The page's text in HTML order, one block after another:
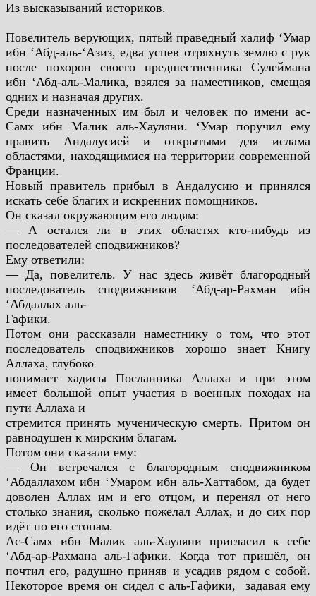
Из высказываний историков.
Повелитель верующих, пятый праведный халиф ‘Умар
ибн ‘Абд-аль-‘Азиз, едва успев отряхнуть землю с рук
после похорон своего предшественника Сулеймана
ибн ‘Абд-аль-Малика, взялся за наместников, смещая
одних и назначая других.
Среди назначенных им был и человек по имени ас-
Самх ибн Малик аль-Хауляни. ‘Умар поручил ему
править Андалусией и открытыми для ислама
областями, находящимися на территории современной
Франции.
Новый правитель прибыл в Андалусию и принялся
искать себе благих и искренних помощников.
Он сказал окружающим его людям:
— А остался ли в этих областях кто-нибудь из
последователей сподвижников?
Ему ответили:
— Да, повелитель. У нас здесь живёт благородный
последователь сподвижников ‘Абд-ар-Рахман ибн
‘Абдаллах аль-
Гафики.
Потом они рассказали наместнику о том, что этот
последователь сподвижников хорошо знает Книгу
Аллаха, глубоко
понимает хадисы Посланника Аллаха и при этом
имеет большой опыт участия в военных походах на
пути Аллаха и
стремится принять мученическую смерть. Притом он
равнодушен к мирским благам.
Потом они сказали ему:
— Он встречался с благородным сподвижником
‘Абдаллахомибн ‘Умаром ибн аль-Хаттабом, да будет
доволен Аллах им и его отцом, и перенял от него
столько знания, сколько пожелал Аллах, идо сих пор
идёт по его стопам.
Ас-Самх ибн Малик аль-Хауляни пригласил к себе
‘Абд-ар-Рахманааль-Гафики. Когда тот пришёл, он
почтил его, радушно приняв и усадив рядом с собой.
Некоторое время он сидел с аль-Гафики,задавая ему